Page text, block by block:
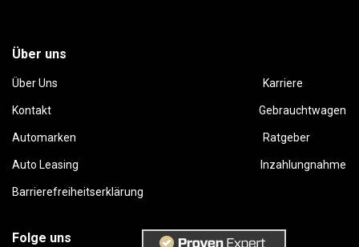
Über uns
Über Uns Karriere
Kontakt Gebrauchtwagen
Automarken Ratgeber
Auto Leasing Inzahlungnahme
Barrierefreiheitserklärung
Folge uns